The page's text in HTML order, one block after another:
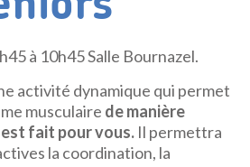
à 10h45 Salle Bournazel.
activité dynamique qui permet
musculaire de manière
fait pour vous. Il permettra
la coordination, la